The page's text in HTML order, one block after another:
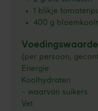
1 blikje
400 g
(per persoon,
Energie
Koolhydraten
- waarvan suikers
Vet